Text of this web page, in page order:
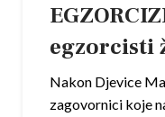
egzorcisti
Nakon Djevice
zagovornici koje